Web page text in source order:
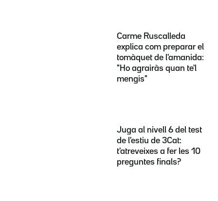
Carme Ruscalleda
explica com preparar el
tomàquet de l'amanida:
"Ho agrairàs quan te'l
mengis"
Juga al nivell 6 del test
de l'estiu de 3Cat:
t'atreveixes a fer les 10
preguntes finals?